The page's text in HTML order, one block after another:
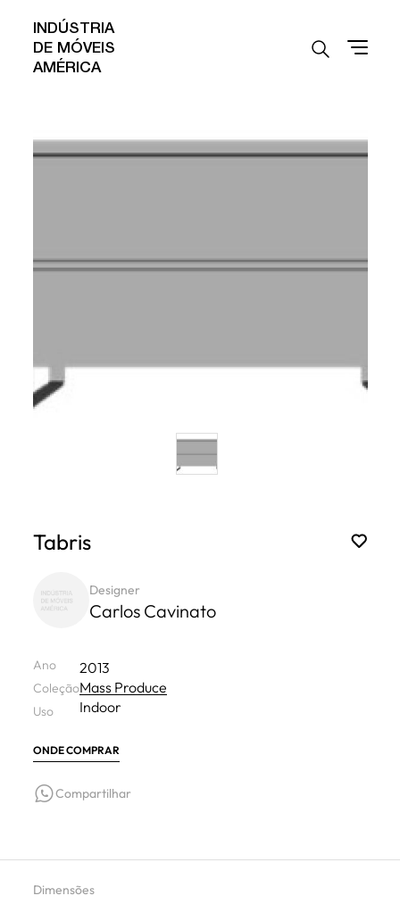
INDÚSTRIA
DE MÓVEIS
AMÉRICA
Tabris
Designer
Carlos Cavinato
Ano
Coleção
Uso
2013
Mass Produce
Indoor
ONDE COMPRAR
Compartilhar
Dimensões